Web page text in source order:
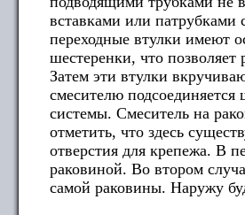
вставками или патрубками
переходные втулки имеют
шестеренки, что позволяет
Затем эти втулки
смесителю
системы. Смеситель на
отметить, что здесь
отверстия для крепежа. В
раковиной. Во втором
самой раковины. Наружу